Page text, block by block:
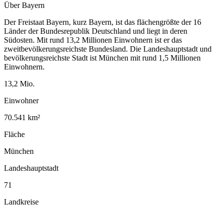
ÜberBayern
Der Freistaat Bayern, kurz Bayern, ist das flächengrößte der 16
Länder der Bundesrepublik Deutschland und liegt in deren
Südosten. Mit rund 13,2 Millionen Einwohnern ist er das
zweitbevölkerungsreichste Bundesland. Die Landeshauptstadt und
bevölkerungsreichste Stadt ist München mit rund 1,5 Millionen
Einwohnern.
13,2 Mio.
Einwohner
70.541 km²
Fläche
München
Landeshauptstadt
71
Landkreise